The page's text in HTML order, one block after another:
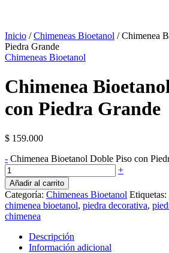
Inicio /Chimeneas Bioetanol / Chimenea
Piedra Grande
Chimeneas Bioetanol
Chimenea
con Piedra Grande
$ 159.000
- Chimenea Bioetanol Doble Piso con
+
Añadir al carrito
Categoría: Chimeneas Bioetanol Etiquetas:
chimenea bioetanol, piedra decorativa,
chimenea
Descripción
Información adicional